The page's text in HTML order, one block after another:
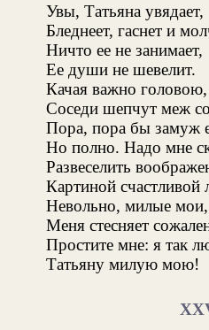
Увы, Татьяна увядает,
Бледнеет, гаснет и
Ничто ее не занимает,
Ее души не шевелит.
Качая важно головою,
Соседи шепчут меж
Пора, пора бы замуж
Но полно. Надо мне
Развеселить
Картиной счастливой
Невольно, милые мои,
Меня стесняет
Простите мне: я так
Татьяну милую мою!